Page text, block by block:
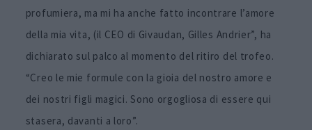
profumiera, ma mi ha anche fatto incontrare l’amore
della mia vita, (il CEO di Givaudan, Gilles Andrier”, ha
dichiarato sul palco al momento del ritiro del trofeo.
“Creo le mie formule con la gioia del nostro amore e
dei nostri figli magici. Sono orgogliosa di essere qui
stasera, davanti a loro”.